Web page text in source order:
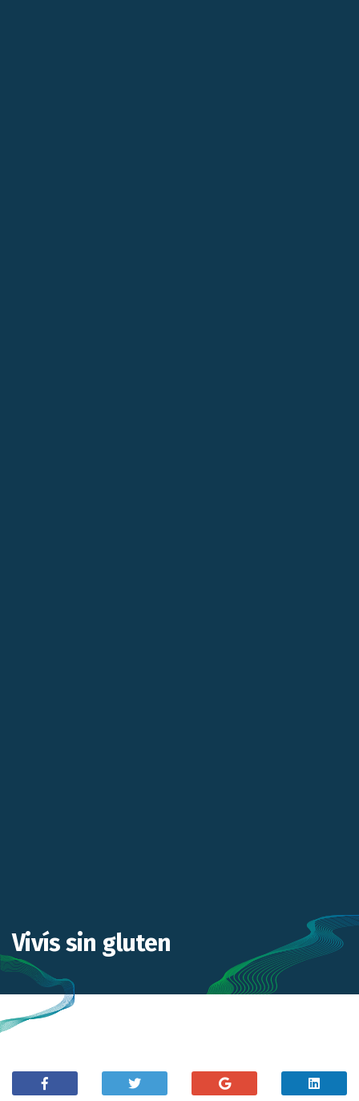
Vivís sin gluten